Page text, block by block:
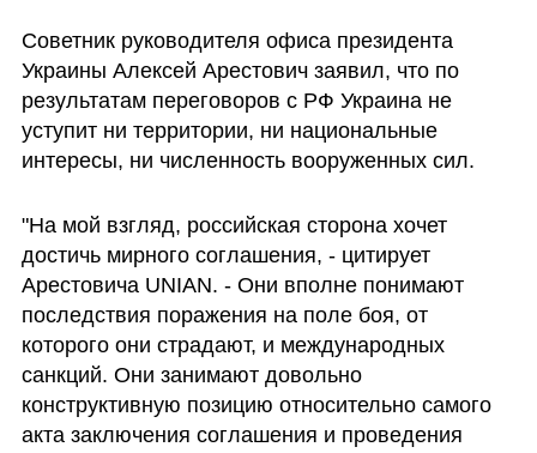
Советник руководителя офиса президента
Украины Алексей Арестович заявил, что по
результатам переговоров с РФ Украина не
уступит ни территории, ни национальные
интересы, ни численность вооруженных сил.
"На мой взгляд, российская сторона хочет
достичь мирного соглашения, - цитирует
Арестовича UNIAN. - Они вполне понимают
последствия поражения на поле боя, от
которого они страдают, и международных
санкций. Они занимают довольно
конструктивную позицию относительно самого
акта заключения соглашения и проведения